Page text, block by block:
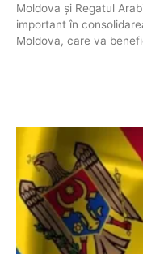
Moldova și Regatul
important în
Moldova, care va